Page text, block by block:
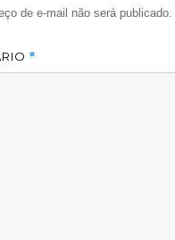
de e-mail não será publicado.
*